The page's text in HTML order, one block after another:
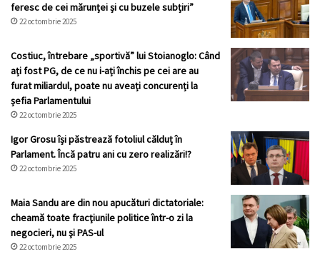
feresc de cei mărunței și cu buzele subțiri”
22 octombrie 2025
Costiuc, întrebare „sportivă” lui Stoianoglo: Când
ați fost PG, de ce nu i-ați închis pe cei are au
furat miliardul, poate nu aveați concurenți la
șefia Parlamentului
22 octombrie 2025
Igor Grosu își păstrează fotoliul călduț în
Parlament. Încă patru ani cu zero realizări!?
22 octombrie 2025
Maia Sandu are din nou apucături dictatoriale:
cheamă toate fracţiunile politice într-o zi la
negocieri, nu şi PAS-ul
22 octombrie 2025